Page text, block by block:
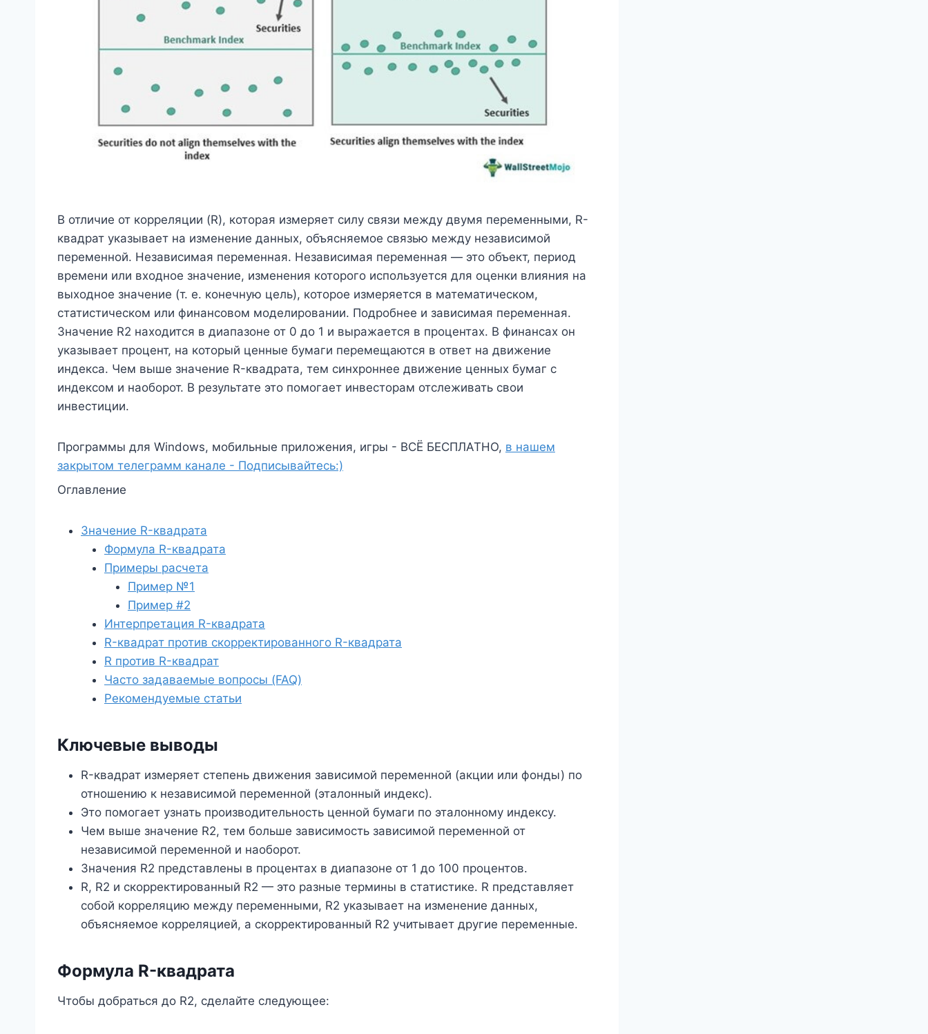
В отличие от корреляции (R), которая измеряет силу связи между двумя переменными, R-
квадрат указывает на изменение данных, объясняемое связью между независимой
переменной. Независимая переменная. Независимая переменная — это объект, период
времени или входное значение, изменения которого используется для оценки влияния на
выходное значение (т. е. конечную цель), которое измеряется в математическом,
статистическом или финансовом моделировании. Подробнее и зависимая переменная.
Значение R2 находится в диапазоне от 0 до 1 и выражается в процентах. В финансах он
указывает процент, на который ценные бумаги перемещаются в ответ на движение
индекса. Чем выше значение R-квадрата, тем синхроннее движение ценных бумаг с
индексом и наоборот. В результате это помогает инвесторам отслеживать свои
инвестиции.
Программы для Windows, мобильные приложения, игры - ВСЁ БЕСПЛАТНО, в нашем
закрытом телеграмм канале - Подписывайтесь:)
Оглавление
Значение R-квадрата
Формула R-квадрата
Примеры расчета
Пример №1
Пример #2
Интерпретация R-квадрата
R-квадрат против скорректированного R-квадрата
R против R-квадрат
Часто задаваемые вопросы (FAQ)
Рекомендуемые статьи
Ключевые выводы
R-квадрат измеряет степень движения зависимой переменной (акции или фонды) по
отношению к независимой переменной (эталонный индекс).
Это помогает узнать производительность ценной бумаги по эталонному индексу.
Чем выше значение R2, тем больше зависимость зависимой переменной от
независимой переменной и наоборот.
Значения R2 представлены в процентах в диапазоне от 1 до 100 процентов.
R, R2 и скорректированный R2 — это разные термины в статистике. R представляет
собой корреляцию между переменными, R2 указывает на изменение данных,
объясняемое корреляцией, а скорректированный R2 учитывает другие переменные.
Формула R-квадрата
Чтобы добраться до R2, сделайте следующее: